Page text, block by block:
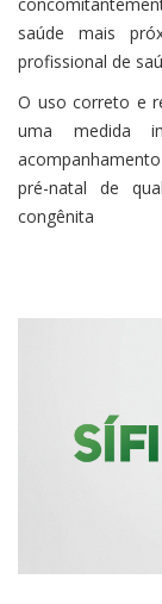
saúde mais
profissional de
O uso correto e
uma medida
pré-natal de
congênita